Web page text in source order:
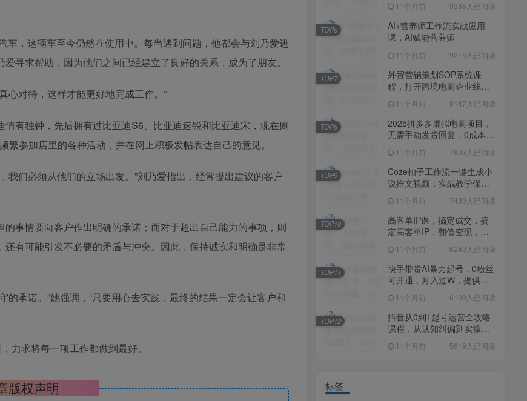
，这辆车至今仍然在使用中。每当遇到问题，他都会与刘乃爱进
寻求帮助，因为他们之间已经建立了良好的关系，成为了朋友。
心对待，这样才能更好地完成工作。”
有独钟，先后拥有过比亚迪S6、比亚迪速锐和比亚迪宋，现在则
参加店里的各种活动，并在网上积极发帖表达自己的意见。
我们必须从他们的立场出发。”刘乃爱指出，经常提出建议的客户
事情要向客户作出明确的承诺；而对于超出自己能力的事项，则
有可能引发不必要的矛盾与冲突。因此，保持诚实和明确是非常
承诺。”她强调，“只要用心去实践，最终的结果一定会让客户和
力求将每一项工作都做到最好。
版权声明
高客单IP课，搞定成交，搞
定高客单IP，翻倍变现，轻
松卖爆，不销而销
11个月前 6240人已阅读
快手带货AI暴力起号，0粉丝
可开通，月入过W，提供账
号就行，适合普通人的懒人
项目【揭秘】
11个月前 6109人已阅读
抖音从0到1起号运营全攻略
课程，从认知纠偏到实操落
地，高效起号变现
11个月前 5819人已阅读
11个月前 9388人已阅读
AI+营养师工作流实战应用
课，AI赋能营养师
11个月前 9216人已阅读
TOP6
外贸营销策划SOP系统课
程，打开跨境电商企业线上
11个月前 9147人已阅读
TOP7
2025拼多多虚拟电商项目，
无需手动发货回复，0成本，
11个月前 7803人已阅读
TOP8
Coze扣子工作流一键生成小
说推文视频，实战教学保姆
11个月前 7430人已阅读
TOP9
高客单IP课，搞定成交，搞
定高客单IP，翻倍变现，轻
11个月前 6240人已阅读
TOP10
快手带货AI暴力起号，0粉丝
可开通，月入过W，提供账
项目【揭秘】
11个月前 6109人已阅读
TOP11
抖音从0到1起号运营全攻略
课程，从认知纠偏到实操落
11个月前 5819人已阅读
TOP12
标签